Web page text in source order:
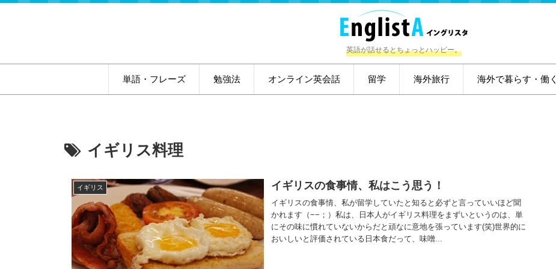
英語が話せるとちょっとハッピー。
単語・フレーズ 勉強法 オンライン英会話 留学 海外旅行 海外で暮らす・働く
イギリス料理
イギリス イギリスの食事情、私はこう思う！
イギリスの食事情、私が留学していたと知ると必ずと言っていいほど聞
かれます（−−；）私は、日本人がイギリス料理をまずいというのは、単
にその味に慣れていないからだと頑なに意地を張っています(笑)世界的に
おいしいと評価されている日本食だって、味噌...